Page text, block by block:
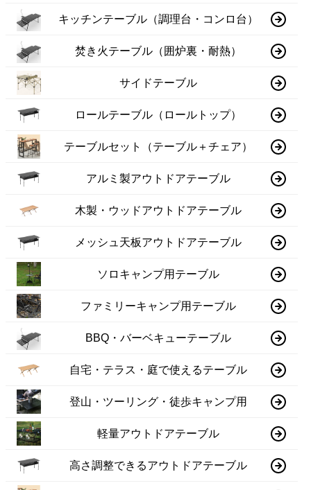
キッチンテーブル（調理台・コンロ台）
焚き火テーブル（囲炉裏・耐熱）
サイドテーブル
ロールテーブル（ロールトップ）
テーブルセット（テーブル＋チェア）
アルミ製アウトドアテーブル
木製・ウッドアウトドアテーブル
メッシュ天板アウトドアテーブル
ソロキャンプ用テーブル
ファミリーキャンプ用テーブル
BBQ・バーベキューテーブル
自宅・テラス・庭で使えるテーブル
登山・ツーリング・徒歩キャンプ用
軽量アウトドアテーブル
高さ調整できるアウトドアテーブル